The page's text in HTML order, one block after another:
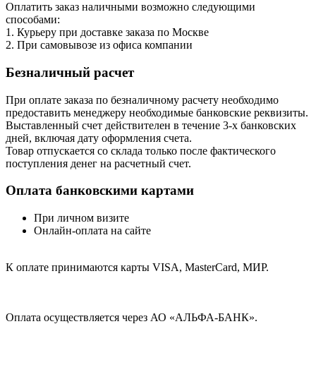
Оплатить заказ наличными возможно следующими
способами:
1. Курьеру при доставке заказа по Москве
2. При самовывозе из офиса компании
Безналичный расчет
При оплате заказа по безналичному расчету необходимо
предоставить менеджеру необходимые банковские реквизиты.
Выставленный счет действителен в течение 3-х банковских
дней, включая дату оформления cчета.
Товар отпускается со склада только после фактического
поступления денег на расчетный счет.
Оплата банковскими картами
При личном визите
Онлайн-оплата на сайте
К оплате принимаются карты VISA, MasterCard, МИР.
Оплата осуществляется через АО «АЛЬФА-БАНК».